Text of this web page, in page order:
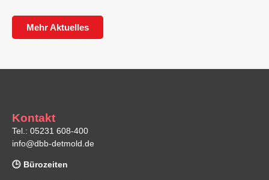
Mehr Aktuelles
Kontakt
Tel.: 05231 608-400
info@dbb-detmold.de
🕒 Bürozeiten